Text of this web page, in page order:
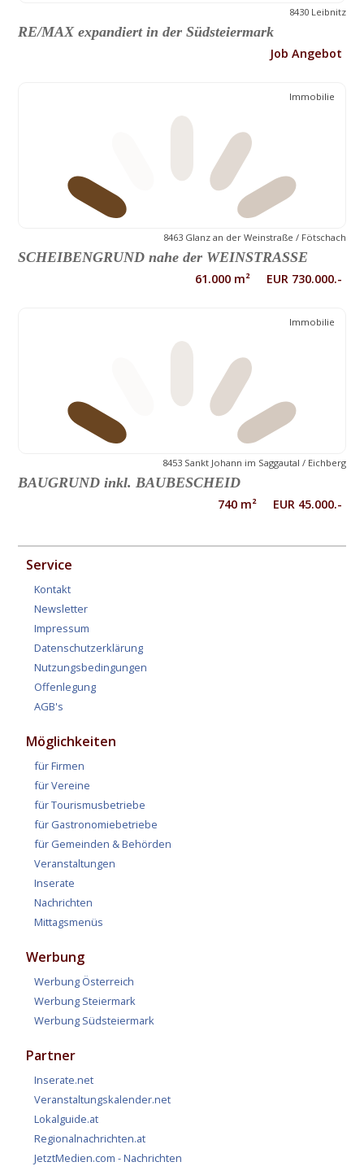
8430 Leibnitz
RE/MAX expandiert in der Südsteiermark
Job Angebot
Immobilie
8463 Glanz an der Weinstraße / Fötschach
SCHEIBENGRUND nahe der WEINSTRASSE
61.000 m² EUR 730.000.-
Immobilie
8453 Sankt Johann im Saggautal / Eichberg
BAUGRUND inkl. BAUBESCHEID
740 m² EUR 45.000.-
Service
Kontakt
Newsletter
Impressum
Datenschutzerklärung
Nutzungsbedingungen
Offenlegung
AGB's
Möglichkeiten
für Firmen
für Vereine
für Tourismusbetriebe
für Gastronomiebetriebe
für Gemeinden & Behörden
Veranstaltungen
Inserate
Nachrichten
Mittagsmenüs
Werbung
Werbung Österreich
Werbung Steiermark
Werbung Südsteiermark
Partner
Inserate.net
Veranstaltungskalender.net
Lokalguide.at
Regionalnachrichten.at
JetztMedien.com - Nachrichten